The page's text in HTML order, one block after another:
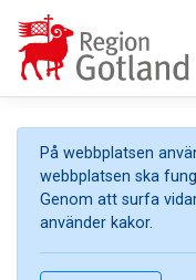
På webbplatsen
webbplatsen ska
Genom att surfa
använder kakor.